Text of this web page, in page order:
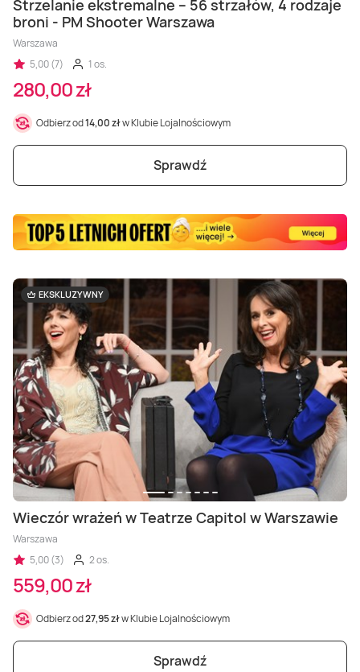
Strzelanie ekstremalne – 56 strzałów, 4 rodzaje
broni - PM Shooter Warszawa
Warszawa
5,00 (7)
1 os.
280,00 zł
Odbierz od14,00 złw Klubie Lojalnościowym
Sprawdź
EKSKLUZYWNY
Wieczór wrażeń w Teatrze Capitol w Warszawie
Warszawa
5,00 (3)
2 os.
559,00 zł
Odbierz od27,95 złw Klubie Lojalnościowym
Sprawdź